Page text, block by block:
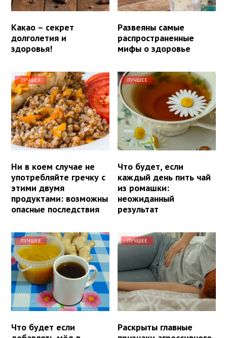
Какао – секрет
долголетия и
здоровья!
Развеяны самые
распространенные
мифы о здоровье
ЛУЧШЕЕ
Ни в коем случае не
употребляйте гречку с
этими двумя
продуктами: возможны
опасные последствия
ЛУЧШЕЕ
Что будет, если
каждый день пить чай
из ромашки:
неожиданный
результат
ЛУЧШЕЕ
Что будет если
ЛУЧШЕЕ
Раскрыты главные